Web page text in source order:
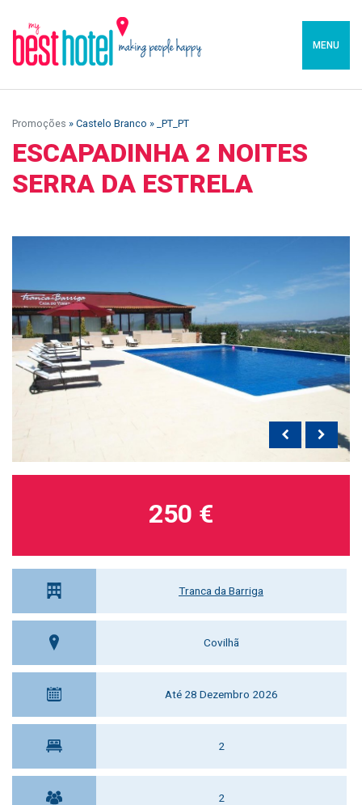
MENU
Promoções » Castelo Branco » _PT_PT
ESCAPADINHA 2 NOITES
SERRA DA ESTRELA
Tranca da Barriga
Covilhã
Até 28 Dezembro 2026
2
2
250 €